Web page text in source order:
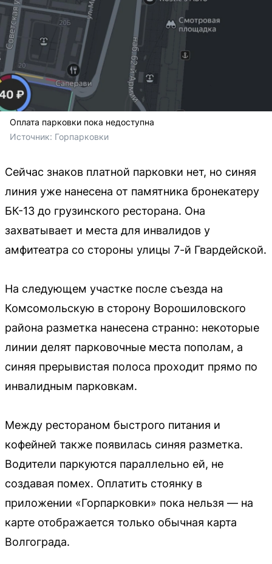
Оплата парковки пока недоступна
Источник: Горпарковки
Сейчас знаков платной парковки нет, но синяя
линия уже нанесена от памятника бронекатеру
БК-13 до грузинского ресторана. Она
захватывает и места для инвалидов у
амфитеатра со стороны улицы 7-й Гвардейской.
На следующем участке после съезда на
Комсомольскую в сторону Ворошиловского
района разметка нанесена странно: некоторые
линии делят парковочные места пополам, а
синяя прерывистая полоса проходит прямо по
инвалидным парковкам.
Между рестораном быстрого питания и
кофейней также появилась синяя разметка.
Водители паркуются параллельно ей, не
создавая помех. Оплатить стоянку в
приложении «Горпарковки» пока нельзя — на
карте отображается только обычная карта
Волгограда.